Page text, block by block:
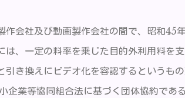
作会社及び動画製作会社の間で、昭和45
は、一定の料率を乗じた目的外利用料を
き換えにビデオ化を容認するというも
企業等協同組合法に基づく団体協約であ